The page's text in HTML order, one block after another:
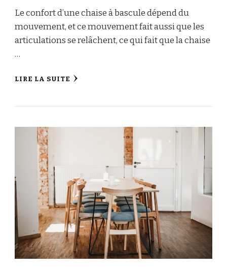
Le confort d’une chaise à bascule dépend du
mouvement, et ce mouvement fait aussi que les
articulations se relâchent, ce qui fait que la chaise
…
LIRE LA SUITE